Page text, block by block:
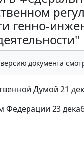
генно-
документа
Думой 21
Федерации 23